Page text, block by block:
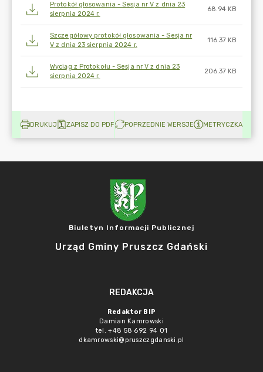
Protokół głosowania - Sesja nr V z dnia 23
sierpnia 2024 r.
68.94 KB
Szczegółowy protokół głosowania - Sesja nr
V z dnia 23 sierpnia 2024 r.
116.37 KB
Wyciąg z Protokołu - Sesja nr V z dnia 23
sierpnia 2024 r.
206.37 KB
DRUKUJ ZAPISZ DO PDF POPRZEDNIE WERSJE METRYCZKA
Biuletyn Informacji Publicznej
Urząd Gminy Pruszcz Gdański
REDAKCJA
Redaktor BIP
Damian Kamrowski
tel. +48 58 692 94 01
dkamrowski@pruszczgdanski.pl